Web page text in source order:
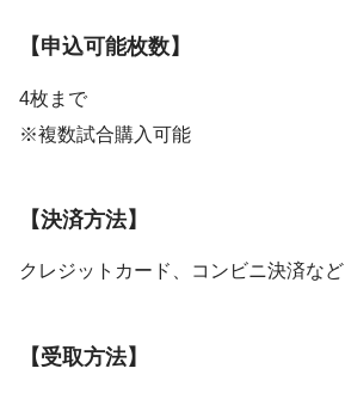
【申込可能枚数】
4枚まで
※複数試合購入可能
【決済方法】
クレジットカード、コンビニ決済など
【受取方法】